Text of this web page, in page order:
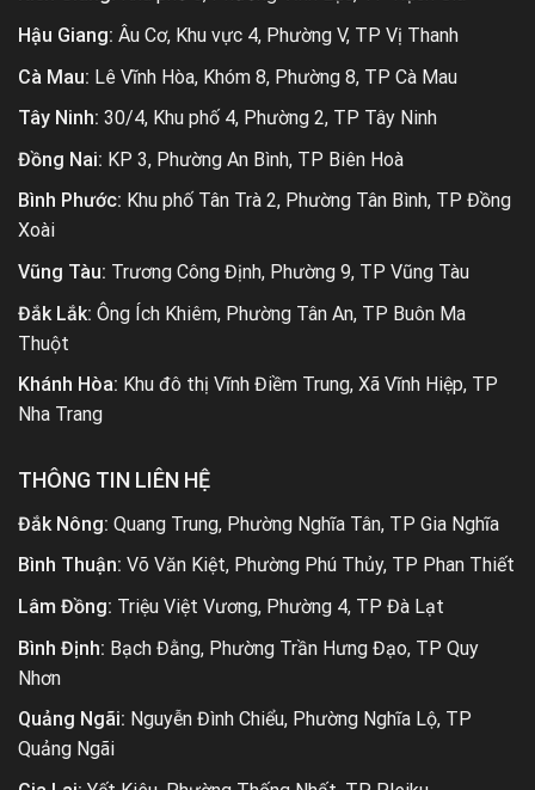
Hậu Giang: Âu Cơ, Khu vực 4, Phường V, TP Vị Thanh
Cà Mau: Lê Vĩnh Hòa, Khóm 8, Phường 8, TP Cà Mau
Tây Ninh: 30/4, Khu phố 4, Phường 2, TP Tây Ninh
Đồng Nai: KP 3, Phường An Bình, TP Biên Hoà
Bình Phước: Khu phố Tân Trà 2, Phường Tân Bình, TP Đồng
Xoài
Vũng Tàu: Trương Công Định, Phường 9, TP Vũng Tàu
Đắk Lắk: Ông Ích Khiêm, Phường Tân An, TP Buôn Ma
Thuột
Khánh Hòa: Khu đô thị Vĩnh Điềm Trung, Xã Vĩnh Hiệp, TP
Nha Trang
THÔNG TIN LIÊN HỆ
Đắk Nông: Quang Trung, Phường Nghĩa Tân, TP Gia Nghĩa
Bình Thuận: Võ Văn Kiệt, Phường Phú Thủy, TP Phan Thiết
Lâm Đồng: Triệu Việt Vương, Phường 4, TP Đà Lạt
Bình Định: Bạch Đằng, Phường Trần Hưng Đạo, TP Quy
Nhơn
Quảng Ngãi: Nguyễn Đình Chiểu, Phường Nghĩa Lộ, TP
Quảng Ngãi